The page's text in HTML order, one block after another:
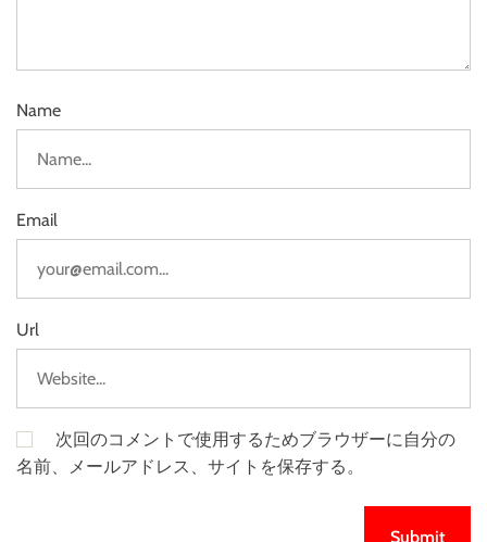
Name
Email
Url
次回のコメントで使用するためブラウザーに自分の
名前、メールアドレス、サイトを保存する。